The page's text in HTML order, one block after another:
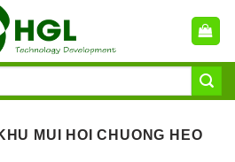
MUI HOI CHUONG HEO